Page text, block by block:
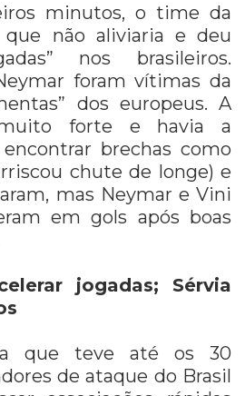
minutos, o time da
que não aliviaria e deu
nos brasileiros.
foram vítimas da
dos europeus. A
forte e havia a
brechas como
chute de longe) e
mas Neymar e Vini
em gols após boas
jogadas; Sérvia
que teve até os 30
de ataque do Brasil